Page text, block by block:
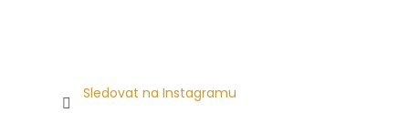
Sledovat na Instagramu